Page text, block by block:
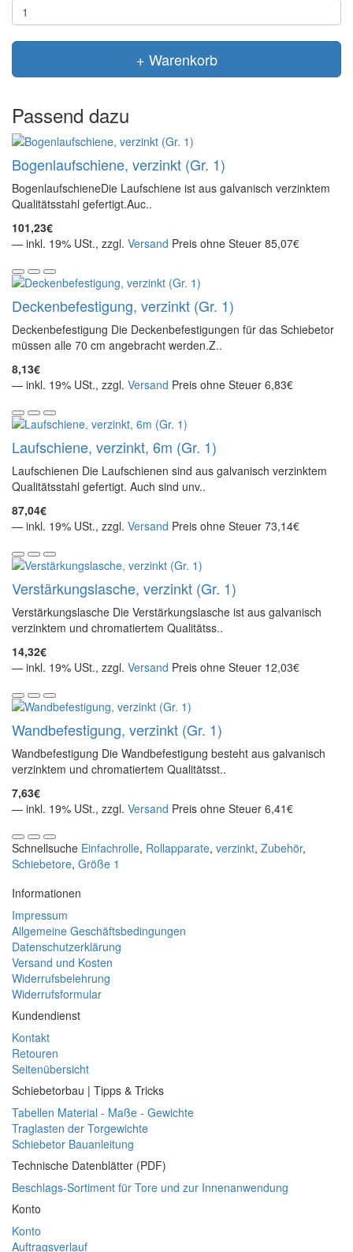
+ Warenkorb
Passend dazu
Bogenlaufschiene, verzinkt (Gr. 1)
BogenlaufschieneDie Laufschiene ist aus galvanisch verzinktem
Qualitätsstahl gefertigt.Auc..
101,23€
— inkl. 19% USt., zzgl. Versand Preis ohne Steuer 85,07€
Deckenbefestigung, verzinkt (Gr. 1)
Deckenbefestigung Die Deckenbefestigungen für das Schiebetor
müssen alle 70 cm angebracht werden.Z..
8,13€
— inkl. 19% USt., zzgl. Versand Preis ohne Steuer 6,83€
Laufschiene, verzinkt, 6m (Gr. 1)
Laufschienen Die Laufschienen sind aus galvanisch verzinktem
Qualitätsstahl gefertigt. Auch sind unv..
87,04€
— inkl. 19% USt., zzgl. Versand Preis ohne Steuer 73,14€
Verstärkungslasche, verzinkt (Gr. 1)
Verstärkungslasche Die Verstärkungslasche ist aus galvanisch
verzinktem und chromatiertem Qualitätss..
14,32€
— inkl. 19% USt., zzgl. Versand Preis ohne Steuer 12,03€
Wandbefestigung, verzinkt (Gr. 1)
Wandbefestigung Die Wandbefestigung besteht aus galvanisch
verzinktem und chromatiertem Qualitätsst..
7,63€
— inkl. 19% USt., zzgl. Versand Preis ohne Steuer 6,41€
Schnellsuche Einfachrolle, Rollapparate, verzinkt, Zubehör,
Schiebetore, Größe 1
Informationen
Impressum
Allgemeine Geschäftsbedingungen
Datenschutzerklärung
Versand und Kosten
Widerrufsbelehrung
Widerrufsformular
Kundendienst
Kontakt
Retouren
Seitenübersicht
Schiebetorbau | Tipps & Tricks
Tabellen Material - Maße - Gewichte
Traglasten der Torgewichte
Schiebetor Bauanleitung
Technische Datenblätter (PDF)
Beschlags-Sortiment für Tore und zur Innenanwendung
Konto
Konto
Auftragsverlauf